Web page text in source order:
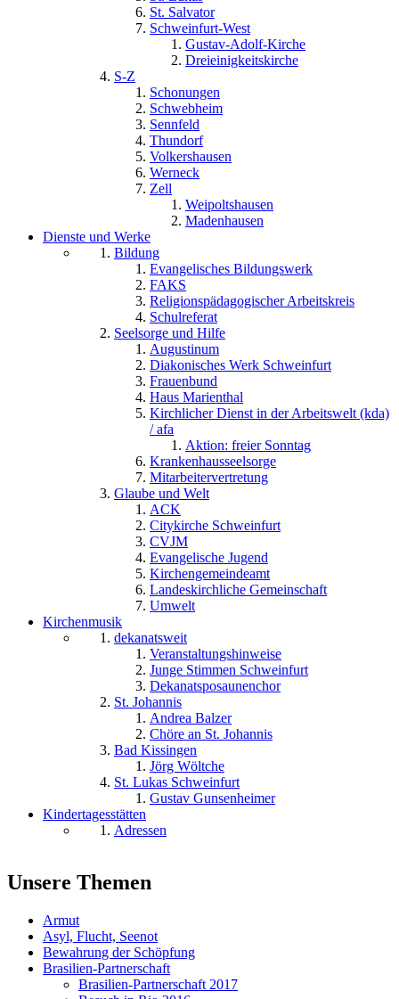
St. Salvator
Schweinfurt-West
Gustav-Adolf-Kirche
Dreieinigkeitskirche
S-Z
Schonungen
Schwebheim
Sennfeld
Thundorf
Volkershausen
Werneck
Zell
Weipoltshausen
Madenhausen
Dienste und Werke
Bildung
Evangelisches Bildungswerk
FAKS
Religionspädagogischer Arbeitskreis
Schulreferat
Seelsorge und Hilfe
Augustinum
Diakonisches Werk Schweinfurt
Frauenbund
Haus Marienthal
Kirchlicher Dienst in der Arbeitswelt (kda)
/ afa
Aktion: freier Sonntag
Krankenhausseelsorge
Mitarbeitervertretung
Glaube und Welt
ACK
Citykirche Schweinfurt
CVJM
Evangelische Jugend
Kirchengemeindeamt
Landeskirchliche Gemeinschaft
Umwelt
Kirchenmusik
dekanatsweit
Veranstaltungshinweise
Junge Stimmen Schweinfurt
Dekanatsposaunenchor
St. Johannis
Andrea Balzer
Chöre an St. Johannis
Bad Kissingen
Jörg Wöltche
St. Lukas Schweinfurt
Gustav Gunsenheimer
Kindertagesstätten
Adressen
Unsere Themen
Armut
Asyl, Flucht, Seenot
Bewahrung der Schöpfung
Brasilien-Partnerschaft
Brasilien-Partnerschaft 2017